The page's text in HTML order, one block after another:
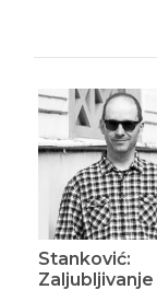
Stanković:
Zaljubljivanje